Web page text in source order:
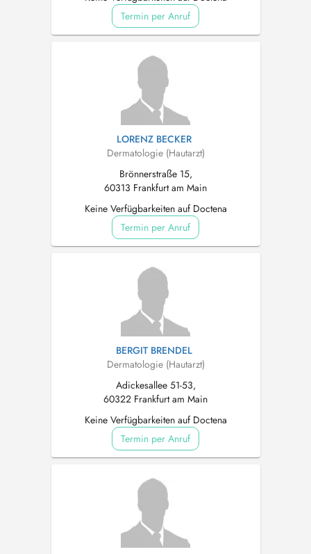
Termin per Anruf
LORENZ BECKER
Dermatologie (Hautarzt)
Brönnerstraße 15,
60313 Frankfurt am Main
Keine Verfügbarkeiten auf Doctena
Termin per Anruf
BERGIT BRENDEL
Dermatologie (Hautarzt)
Adickesallee 51-53,
60322 Frankfurt am Main
Keine Verfügbarkeiten auf Doctena
Termin per Anruf